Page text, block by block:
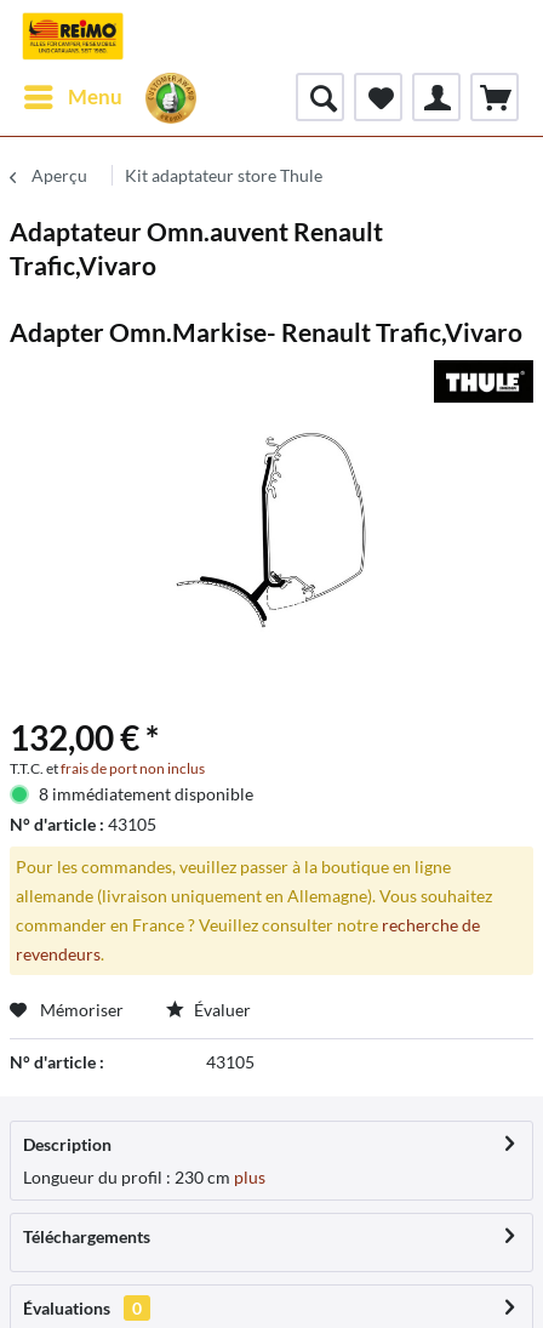
Menu
Aperçu Kit adaptateur store Thule
Adaptateur Omn.auvent Renault
Trafic,Vivaro
Adapter Omn.Markise- Renault Trafic,Vivaro
132,00 € *
T.T.C. etfrais de port non inclus
8 immédiatement disponible
N° d'article : 43105
Pour les commandes, veuillez passer à la boutique en ligne
allemande (livraison uniquement en Allemagne). Vous souhaitez
commander en France ? Veuillez consulter notre recherche de
revendeurs.
Mémoriser Évaluer
N° d'article : 43105
Description
Longueur du profil : 230 cm plus
Téléchargements
Évaluations
0